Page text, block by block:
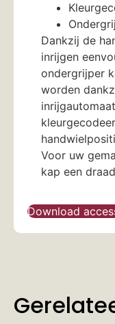
Dankzij de
inrijgen
ondergrijper
worden
Voor uw
kap een
Download